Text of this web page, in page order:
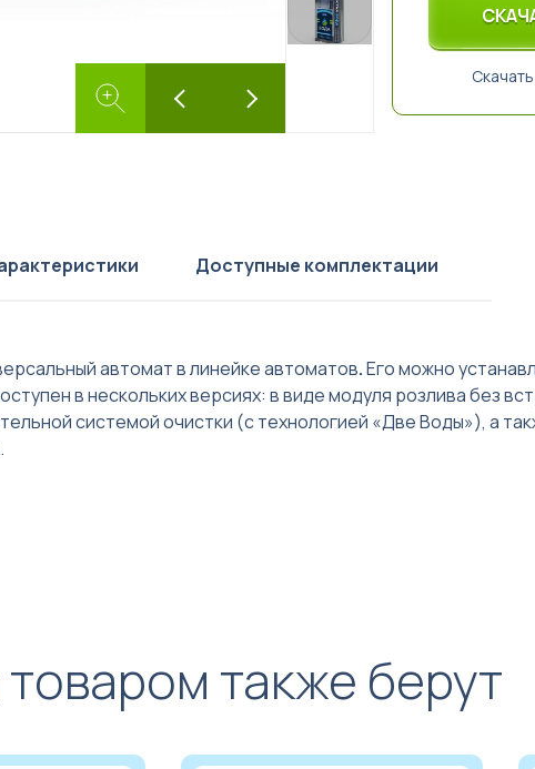
автоматов
Доступные комплектации
автомат в линейке автоматов.Его можно
в нескольких версиях: в виде модуля розлива без
системой очистки (с технологией «Две Воды»), а
товаром также берут